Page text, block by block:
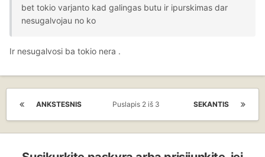
bet tokio varjanto kad galingas butu ir ipurskimas dar
nesugalvojau no ko
Ir nesugalvosi ba tokio nera .
ANKSTESNIS SEKANTIS
Puslapis 2 iš 3